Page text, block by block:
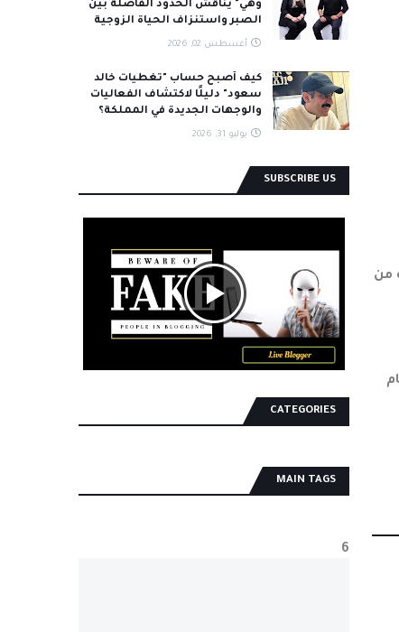
من
وهي" يناقش الحدود الفاصلة بين
الصبر واستنزاف الحياة الزوجية
أغسطس 02, 2026
كيف أصبح حساب "تغطيات خالد
سعود" دليلًا لاكتشاف الفعاليات
والوجهات الجديدة في المملكة؟
يوليو 31, 2026
SUBSCRIBE US
CATEGORIES
MAIN TAGS
6